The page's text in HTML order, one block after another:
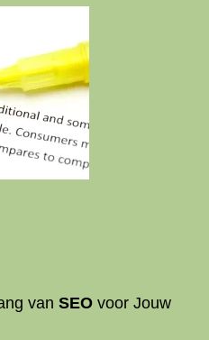
van SEO voor Jouw